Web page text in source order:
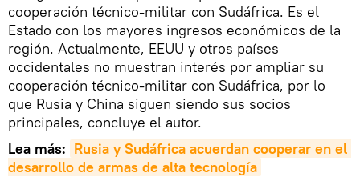
cooperación técnico-militar con Sudáfrica. Es el
Estado con los mayores ingresos económicos de la
región. Actualmente, EEUU y otros países
occidentales no muestran interés por ampliar su
cooperación técnico-militar con Sudáfrica, por lo
que Rusia y China siguen siendo sus socios
principales, concluye el autor.
Lea más: Rusia y Sudáfrica acuerdan cooperar en el
desarrollo de armas de alta tecnología